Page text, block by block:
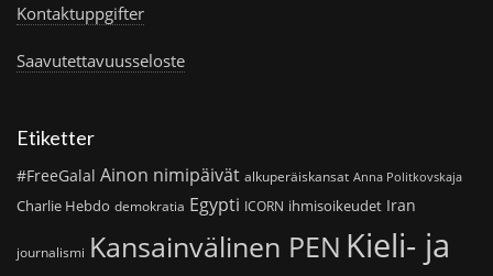
Kontaktuppgifter
Saavutettavuusseloste
Etiketter
#FreeGalal Ainon nimipäivät alkuperäiskansat Anna Politkovskaja
Charlie Hebdo demokratia Egypti ICORN ihmisoikeudet Iran
journalismi Kansainvälinen PEN Kieli- ja